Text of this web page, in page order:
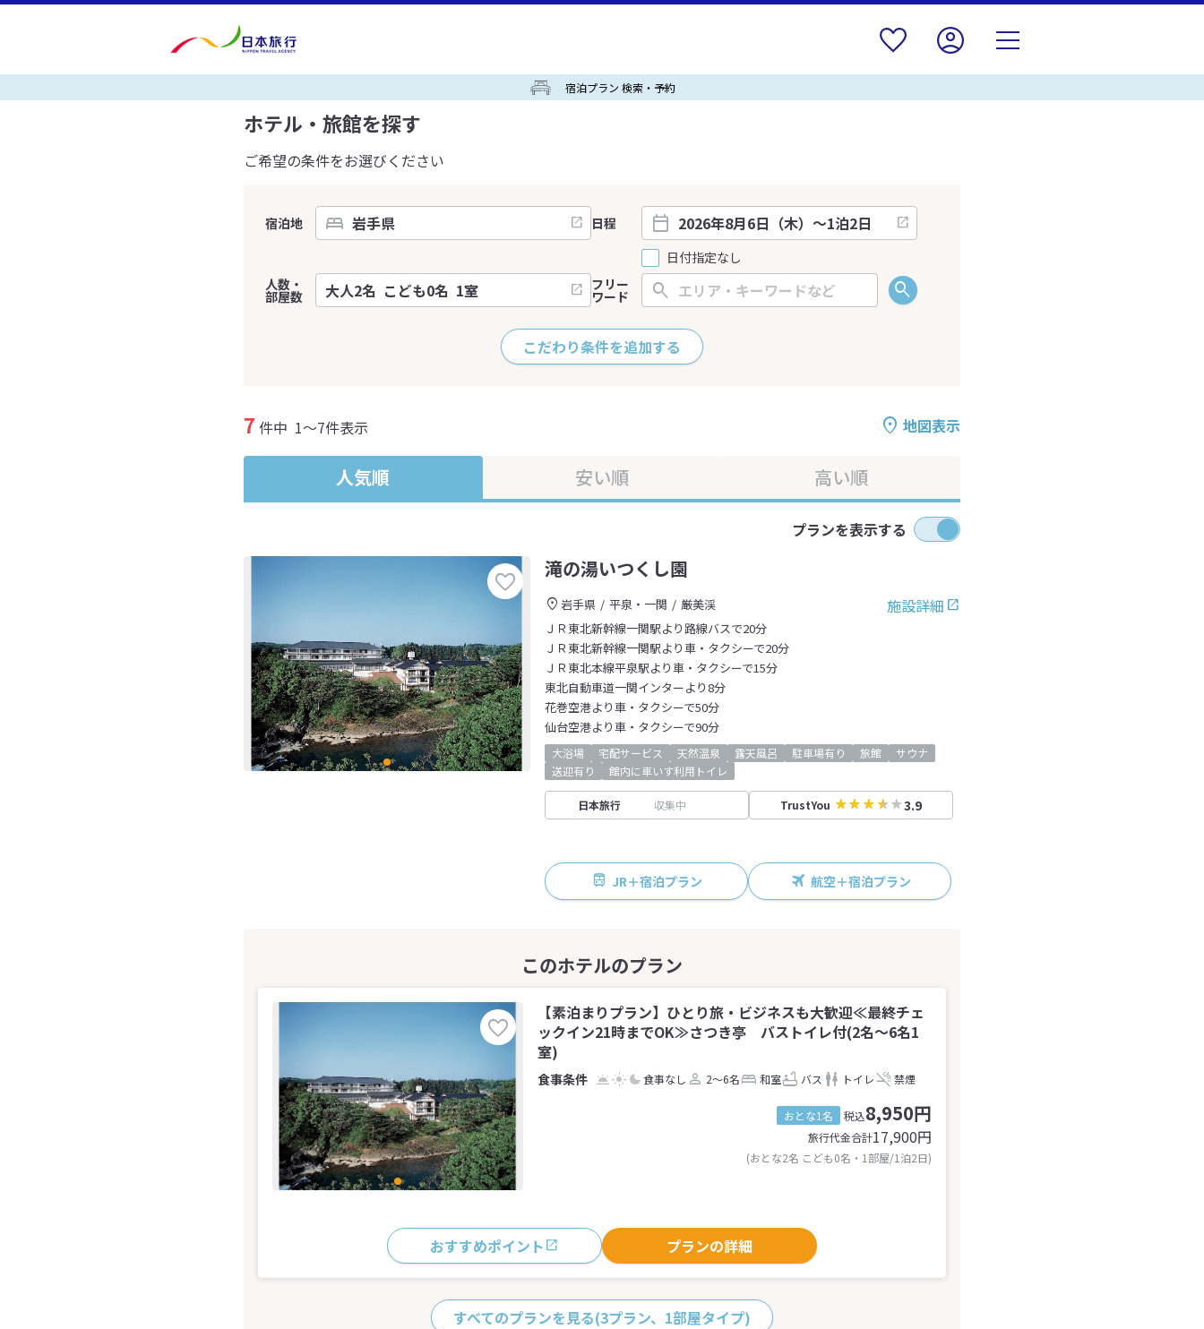
宿泊プラン 検索・予約
ホテル・旅館を探す
ご希望の条件をお選びください
宿泊地
日程
日付指定なし
人数・
部屋数
フリー
ワード
こだわり条件を追加する
地図表示
7 件中 1～7件表示
人気順 安い順 高い順
プランを表示する
滝の湯いつくし園
施設詳細
岩手県 平泉・一関
厳美渓
ＪＲ東北新幹線一関駅より路線バスで20分
ＪＲ東北新幹線一関駅より車・タクシーで20分
ＪＲ東北本線平泉駅より車・タクシーで15分
東北自動車道一関インターより8分
花巻空港より車・タクシーで50分
仙台空港より車・タクシーで90分
大浴場 宅配サービス 天然温泉 露天風呂 駐車場有り 旅館
サウナ
送迎有り
館内に車いす利用トイレ
日本旅行 収集中 TrustYou 3.9
JR＋宿泊プラン 航空＋宿泊プラン
【素泊まりプラン】ひとり旅・ビジネスも大歓迎≪最終チェ
ックイン21時までOK≫さつき亭 バストイレ付(2名～6名1
室)
食事なし 2～6名 和室 バス トイレ 禁煙
おとな1名 税込8,950円
旅行代金合計17,900円
(おとな2名 こども0名・1部屋/1泊2日)
おすすめポイント プランの詳細
すべてのプランを見る(3プラン、1部屋タイプ)